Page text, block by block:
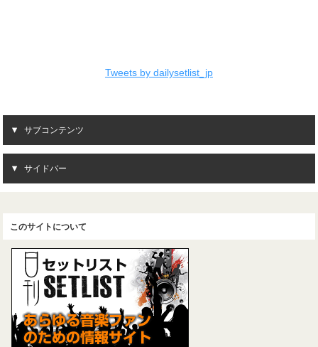
Tweets by dailysetlist_jp
サブコンテンツ
サイドバー
このサイトについて